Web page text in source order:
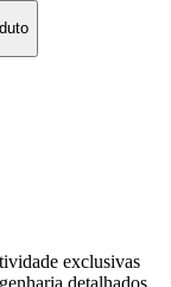
exclusivas